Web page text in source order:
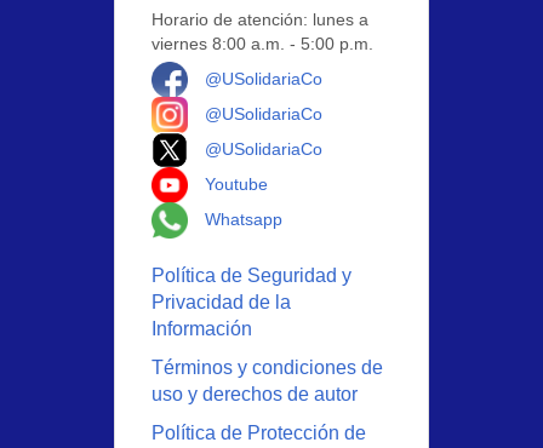
Horario de atención: lunes a
viernes 8:00 a.m. - 5:00 p.m.
@USolidariaCo
@USolidariaCo
@USolidariaCo
Youtube
Whatsapp
Política de Seguridad y
Privacidad de la
Información
Términos y condiciones de
uso y derechos de autor
Política de Protección de